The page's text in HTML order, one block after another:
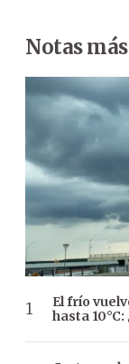
Notas
El frío
hasta